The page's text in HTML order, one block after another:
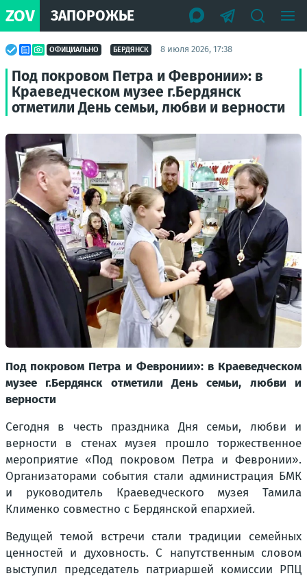
ZOV ЗАПОРОЖЬЕ
ОФИЦИАЛЬНО БЕРДЯНСК 8 июля 2026, 17:38
Под покровом Петра и Февронии»: в
Краеведческом музее г.Бердянск
отметили День семьи, любви и верности
Под покровом Петра и Февронии»: в Краеведческом
музее г.Бердянск отметили День семьи, любви и
верности
Сегодня в честь праздника Дня семьи, любви и
верности в стенах музея прошло торжественное
мероприятие «Под покровом Петра и Февронии».
Организаторами события стали администрация БМК
и руководитель Краеведческого музея Тамила
Клименко совместно с Бердянской епархией.
Ведущей темой встречи стали традиции семейных
ценностей и духовность. С напутственным словом
выступил председатель патриаршей комиссии РПЦ